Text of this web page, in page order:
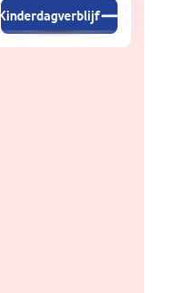
Kinderdagverblijf